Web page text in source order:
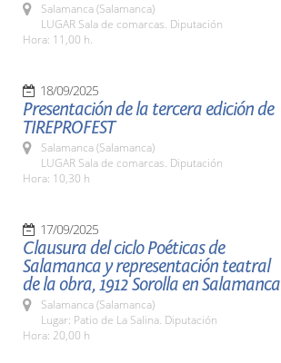
Salamanca (Salamanca)
LUGAR Sala de comarcas. Diputación
Hora: 11,00 h.
18/09/2025
Presentación de la tercera edición de
TIREPROFEST
Salamanca (Salamanca)
LUGAR Sala de comarcas. Diputación
Hora: 10,30 h
17/09/2025
Clausura del ciclo Poéticas de
Salamanca y representación teatral
de la obra, 1912 Sorolla en Salamanca
Salamanca (Salamanca)
Lugar: Patio de La Salina. Diputación
Hora: 20,00 h